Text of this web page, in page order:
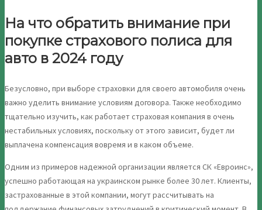
На что обратить внимание при
покупке страхового полиса для
авто в 2024 году
Безусловно, при выборе страховки для своего автомобиля очень
важно уделить внимание условиям договора. Также необходимо
тщательно изучить, как работает страховая компания в очень
нестабильных условиях, поскольку от этого зависит, будет ли
выплачена компенсация вовремя и в каком объеме.
Одним из примеров надежной организации является СК «Евроинс»,
успешно работающая на украинском рынке более 30 лет. Клиенты,
застрахованные в этой компании, могут рассчитывать на